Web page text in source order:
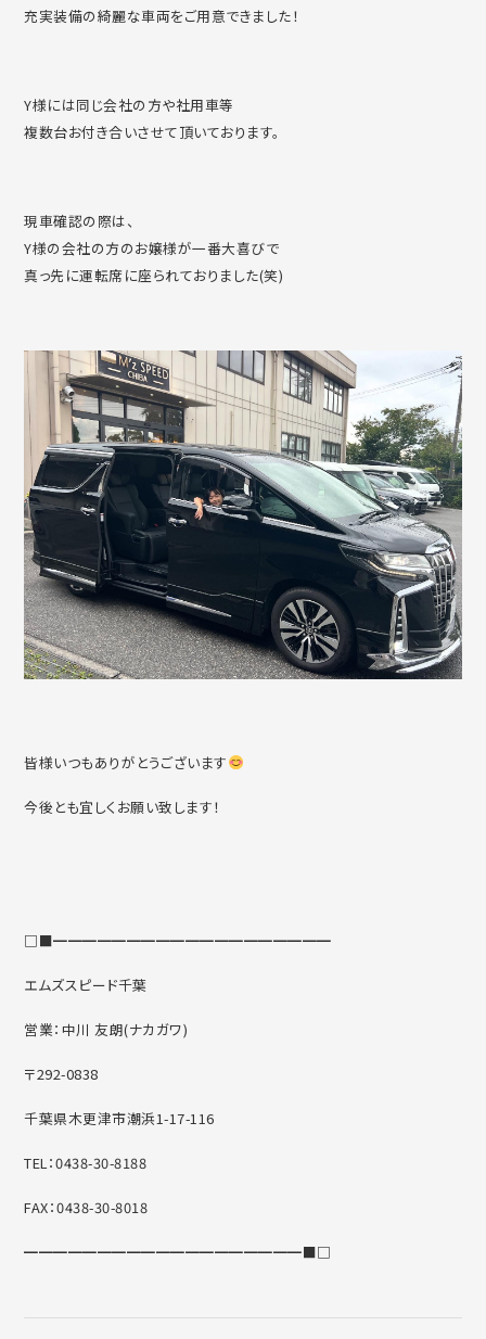
充実装備の綺麗な車両をご用意できました！
Y様には同じ会社の方や社用車等
複数台お付き合いさせて頂いております。
現車確認の際は、
Y様の会社の方のお嬢様が一番大喜びで
真っ先に運転席に座られておりました(笑)
皆様いつもありがとうございます
今後とも宜しくお願い致します！
□■━━━━━━━━━━━━━━━━━━━
エムズスピード千葉
営業：中川 友朗(ナカガワ)
〒292-0838
千葉県木更津市潮浜1-17-116
TEL：0438-30-8188
FAX：0438-30-8018
━━━━━━━━━━━━━━━━━━━■□